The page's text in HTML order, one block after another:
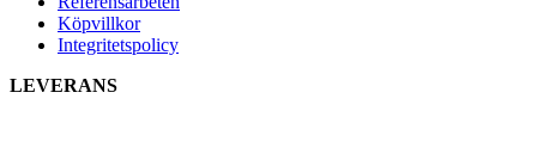
Köpvillkor
Integritetspolicy
LEVERANS